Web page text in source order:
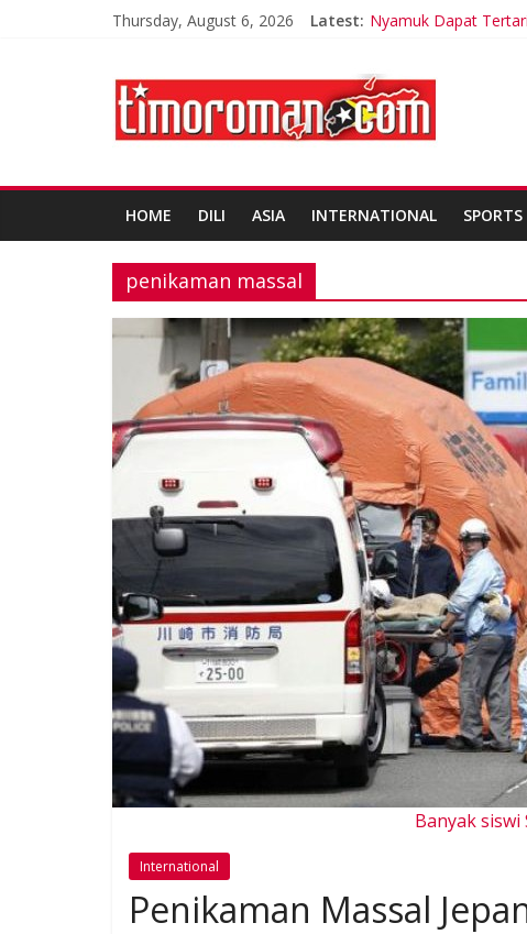
Thursday, August 6, 2026 Latest: Nyamuk Dapat
Ariana Grande
Korea Selatan Catat
200 tentara Timor
HOME DILI ASIA INTERNATIONAL SPORTS
penikaman massal
Banyak
International
Penikaman Massal